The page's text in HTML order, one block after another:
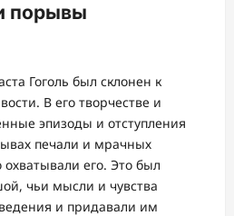
порывы
Гоголь был склонен к
В его творчестве и
эпизоды и отступления
печали и мрачных
его. Это был
чьи мысли и чувства
и придавали им